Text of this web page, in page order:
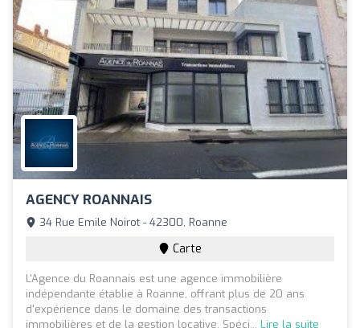
AGENCY ROANNAIS
34 Rue Emile Noirot - 42300, Roanne
Carte
L'Agence du Roannais est une agence immobilière
indépendante établie à Roanne, offrant plus de 20 ans
d'expérience dans le domaine des transactions
immobilières et de la gestion locative. Spéci... Lire la suite